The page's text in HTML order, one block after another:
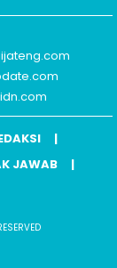
JAWAB